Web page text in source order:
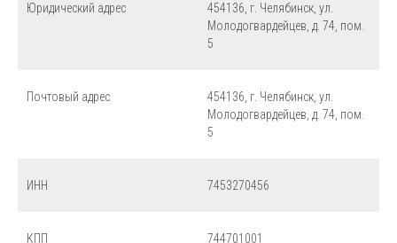
Юридический адрес
454136, г. Челябинск, ул.
Молодогвардейцев, д. 74, пом.
5
Почтовый адрес
454136, г. Челябинск, ул.
Молодогвардейцев, д. 74, пом.
5
ИНН 7453270456
КПП 744701001